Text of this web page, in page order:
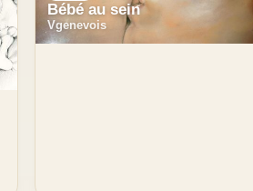
Bébé au sein
Vgenevois